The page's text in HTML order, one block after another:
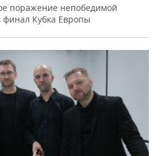
поражение непобедимой
Кубка Европы